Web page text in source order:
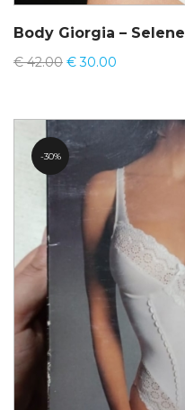
Body Giorgia – Selene
€42.00 €30.00
30%